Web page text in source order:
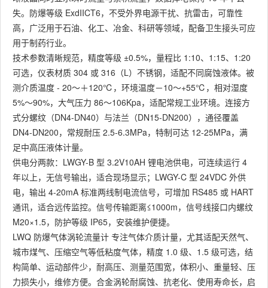
失。防爆等级 ExdIICT6，不受外界电源干扰、抗雷击，可靠性
高，广泛用于石油、化工、冶金、科研等领域，配备卫生接头可应
用于制药行业。
技术参数清晰规范，精度等级 ±0.5%，量程比 1:10、1:15、1:20
可选，仪表材质 304 或 316（L）不锈钢，适配不同腐蚀液体。被
测介质温度 - 20～＋120℃，环境温度－10～+55℃，相对湿度
5%～90%，大气压力 86～106Kpa，适配常规工业环境。连接方
式分螺纹（DN4-DN40）与法兰（DN15-DN200），通径覆盖
DN4-DN200，常规耐压 2.5-6.3MPa，特制可达 12-25MPa，满
足中高压液体计量。
供电分两款：LWGY-B 型 3.2V10AH 锂电池供电，可连续运行 4
年以上，无信号输出，适合现场显示；LWGY-C 型 24VDC 外供
电，输出 4-20mA 标准两线制电流信号，可增加 RS485 或 HART
通讯，适合远传监控。信号传输距离≤1000m，信号线接口内螺纹
M20×1.5，防护等级 IP65，安装维护便捷。
LWQ 防爆气体涡轮流量计 专注气体介质计量，尤其适配天然气、
城市煤气、压缩空气等低粘度气体，精度 1.0 级、1.5 级可选，结
构简单、运动部件少，耐高压、测量范围宽，体积小、重量轻、压
力损失小，维修方便。合金涡轮耐腐蚀、抗老化、使用寿命长，启